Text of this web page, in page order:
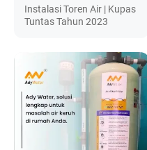
Instalasi Toren Air | Kupas
Tuntas Tahun 2023